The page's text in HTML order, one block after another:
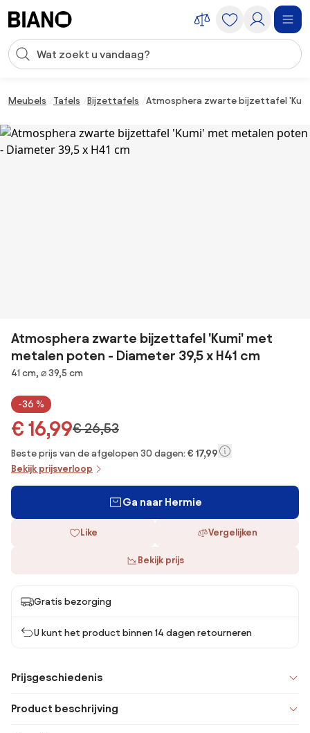
Zoekopdracht invoeren
Meubels Tafels Bijzettafels Atmosphera zwarte bijzettafel
Atmosphera zwarte bijzettafel 'Kumi' met
metalen poten - Diameter 39,5 x H41 cm
Afmetingen
41 cm, ⌀ 39,5 cm
-36 %
€ 16,99€ 26,53
Beste prijs van de afgelopen 30 dagen: € 17,99
Bekijk prijsverloop
Ga naar Hermie
Like Vergelijken
Bekijk prijs
Gratis bezorging
U kunt het product binnen 14 dagen retourneren
Prijsgeschiedenis
Product beschrijving